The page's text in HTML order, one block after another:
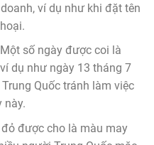
ví dụ như khi đặt tên
Một số ngày được coi là
dụ như ngày 13 tháng 7
Quốc tránh làm việc
này.
được cho là màu may